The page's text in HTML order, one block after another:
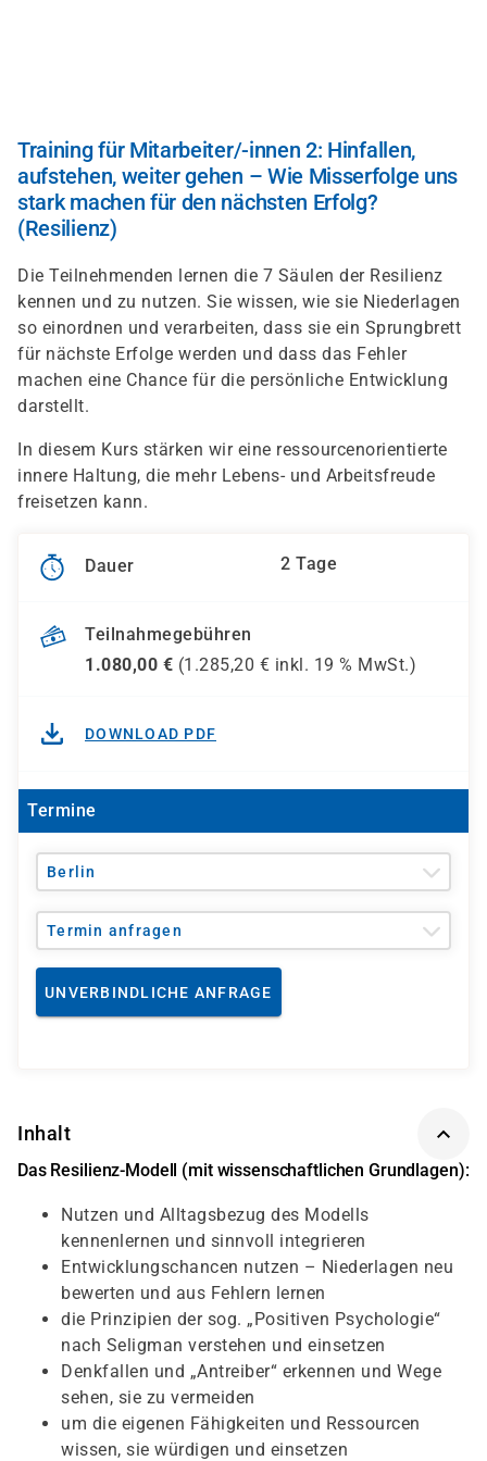
Training für Mitarbeiter/-innen 2: Hinfallen,
aufstehen, weiter gehen – Wie Misserfolge uns
stark machen für den nächsten Erfolg?
(Resilienz)
Die Teilnehmenden lernen die 7 Säulen der Resilienz
kennen und zu nutzen. Sie wissen, wie sie Niederlagen
so einordnen und verarbeiten, dass sie ein Sprungbrett
für nächste Erfolge werden und dass das Fehler
machen eine Chance für die persönliche Entwicklung
darstellt.
In diesem Kurs stärken wir eine ressourcenorientierte
innere Haltung, die mehr Lebens- und Arbeitsfreude
freisetzen kann.
Dauer 2 Tage
Teilnahmegebühren
1.080,00 € (1.285,20 € inkl. 19 % MwSt.)
DOWNLOAD PDF
Termine
Berlin
Termin anfragen
UNVERBINDLICHE ANFRAGE
Inhalt
Das Resilienz-Modell (mit wissenschaftlichen Grundlagen):
Nutzen und Alltagsbezug des Modells
kennenlernen und sinnvoll integrieren
Entwicklungschancen nutzen – Niederlagen neu
bewerten und aus Fehlern lernen
die Prinzipien der sog. „Positiven Psychologie“
nach Seligman verstehen und einsetzen
Denkfallen und „Antreiber“ erkennen und Wege
sehen, sie zu vermeiden
um die eigenen Fähigkeiten und Ressourcen
wissen, sie würdigen und einsetzen